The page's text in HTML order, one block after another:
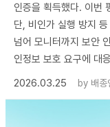
인증을 획득했다. 이번
단, 비인가 실행 방지
넘어 모니터까지 보안
인정보 보호 요구에 대
2026.03.25
by 배종